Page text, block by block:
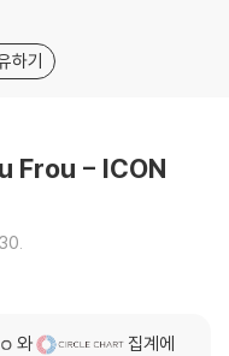
하기
Frou - ICON
와
집계에